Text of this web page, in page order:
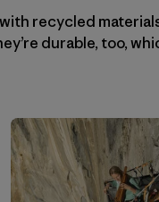
Filtrar por
Fit
Filtrar por
Features &
Filtrar por
Materials & Fabric
recycled
durable, too,